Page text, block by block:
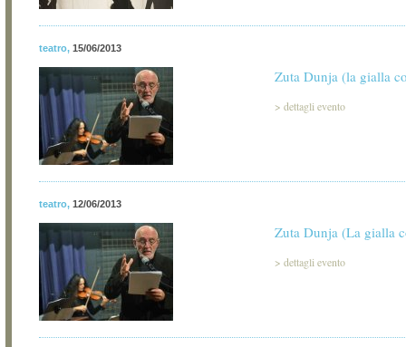
teatro, 15/06/2013
Zuta Dunja (la gialla
> dettagli evento
teatro, 12/06/2013
Zuta Dunja (La gialla
> dettagli evento